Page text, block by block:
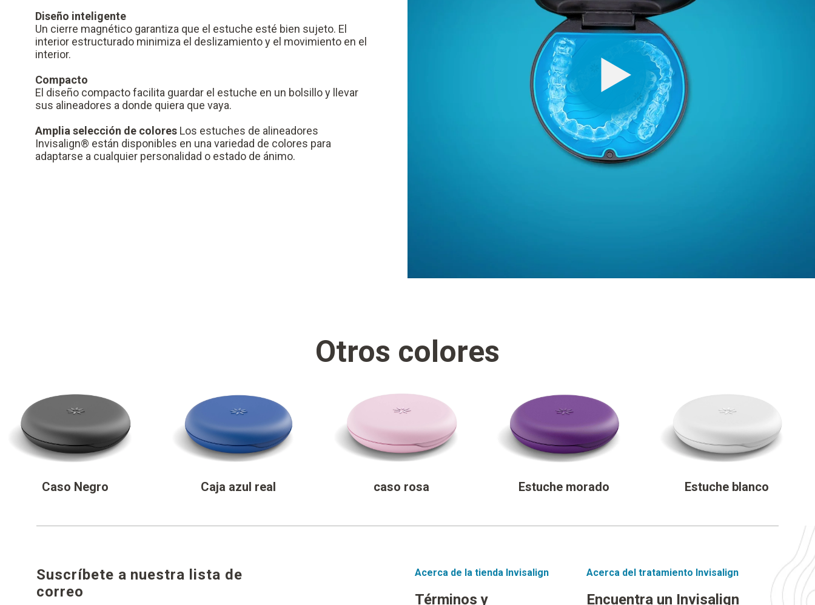
Diseño inteligente
Un cierre magnético garantiza que el estuche esté bien sujeto. El
interior estructurado minimiza el deslizamiento y el movimiento en el
interior.
Compacto
El diseño compacto facilita guardar el estuche en un bolsillo y llevar
sus alineadores a donde quiera que vaya.
Amplia selección de colores Los estuches de alineadores
Invisalign® están disponibles en una variedad de colores para
adaptarse a cualquier personalidad o estado de ánimo.
Otros colores
Caso Negro Caja azul real caso rosa Estuche morado Estuche blanco
Suscríbete a nuestra lista de
correo
Acerca de la tienda Invisalign
Términos y
Acerca del tratamiento Invisalign
Encuentra un Invisalign